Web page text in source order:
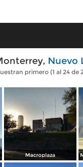
Nuevo
primero (1 al 24 de
Macroplaza